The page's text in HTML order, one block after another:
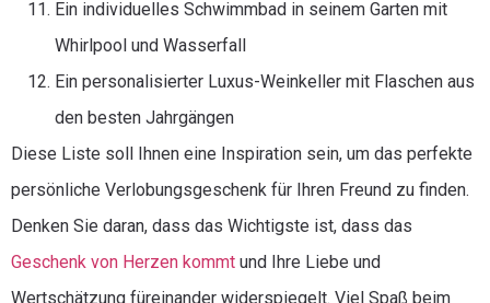
Ein individuelles Schwimmbad in seinem Garten mit
Whirlpool und Wasserfall
Ein personalisierter Luxus-Weinkeller mit Flaschen aus
den besten Jahrgängen
Diese Liste soll Ihnen eine Inspiration sein, um das perfekte
persönliche Verlobungsgeschenk für Ihren Freund zu finden.
Denken Sie daran, dass das Wichtigste ist, dass das
Geschenk von Herzen kommt und Ihre Liebe und
Wertschätzung füreinander widerspiegelt. Viel Spaß beim